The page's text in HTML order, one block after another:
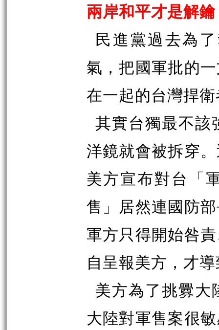
兩岸和平才是解鑰
民進黨過去為
氣，把國軍批的
在一起的台灣捍
其實台獨最不該
洋鏡就會被拆穿
美方宣布對台「
售」居然連國防
軍方只得開始咎
自呈報美方，才
美方為了挑釁大
大陸對軍售案很